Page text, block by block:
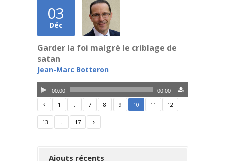
03
Déc
Garder la foi malgré le criblage de
satan
Jean-Marc Botteron
Lecteur
audio
00:00 00:00
1 … 7 8 9 10 11 12
13 … 17
Ajouts récents